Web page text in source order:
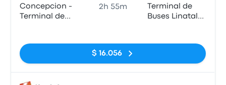
Concepcion -
Terminal de
2h 55m
Terminal de
Buses Linatal
$ 16.056